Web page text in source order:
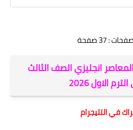
: 37 صفحة
انجليزي الصف الثالث
الاول 2026
في التليجرام